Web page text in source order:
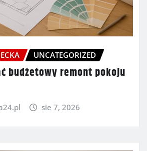
UNCATEGORIZED
budżetowy remont pokoju
sie 7, 2026